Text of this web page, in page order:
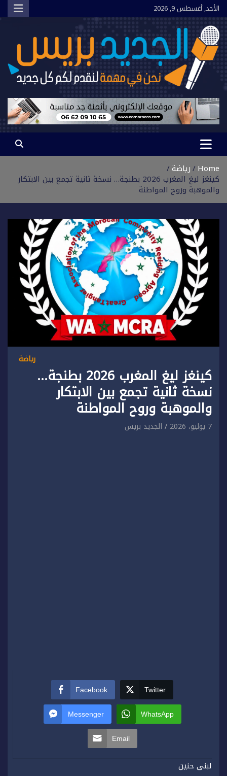
Skip
to
content
الأحد, أغسطس 9, 2026
الجديد بريس
نحن في مهمة لنقدم لكم كل جديد
Home رياضة
كينغز ليغ المغرب 2026 بطنجة… نسخة ثانية تجمع بين الابتكار
والموهبة وروح المواطنة
رياضة
كينغز ليغ المغرب 2026 بطنجة…
نسخة ثانية تجمع بين الابتكار
والموهبة وروح المواطنة
7 يوليو، 2026 الجديد بريس
Facebook Twitter
Messenger WhatsApp
Email
لبنى حنين